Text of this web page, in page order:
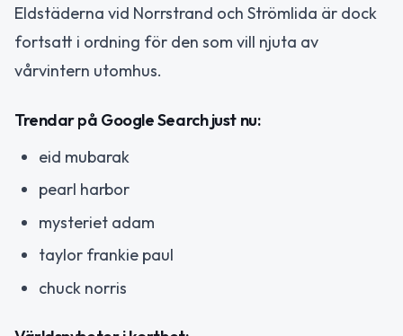
Eldstäderna vid Norrstrand och Strömlida är dock
fortsatt i ordning för den som vill njuta av
vårvintern utomhus.
Trendar på Google Search just nu:
eid mubarak
pearl harbor
mysteriet adam
taylor frankie paul
chuck norris